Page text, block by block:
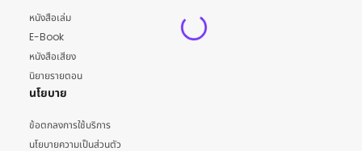
หนังสือเล่ม
E-Book
หนังสือเสียง
นิยายรายตอน
นโยบาย
ข้อตกลงการใช้บริการ
นโยบายความเป็นส่วนตัว